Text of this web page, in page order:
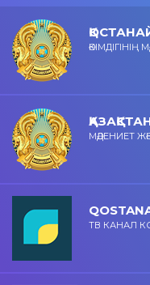
МӘДЕНИЕТ
ТВ КАНАЛ